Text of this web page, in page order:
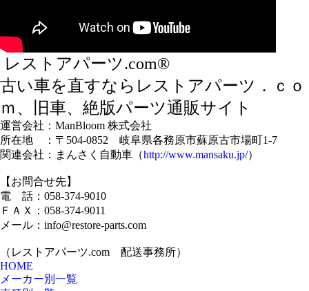
レストアパーツ.com®
古い車を直すならレストアパーツ．ｃｏ
ｍ、旧車、絶版パーツ通販サイト
運営会社：ManBloom 株式会社
所在地 ：〒504-0852 岐阜県各務原市蘇原古市場町1-7
関連会社：まんさく自動車（http://www.mansaku.jp/）
【お問合せ先】
電 話：058-374-9010
ＦＡＸ：058-374-9011
メール：info@restore-parts.com
（レストアパーツ.com 配送事務所）
HOME
メーカー別一覧